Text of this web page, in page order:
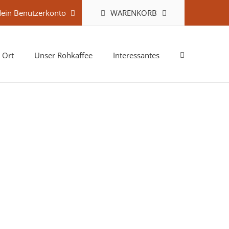
Benutzerkonto WARENKORB
Ort Unser Rohkaffee Interessantes